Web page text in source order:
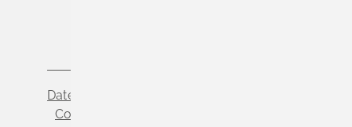
Datenschutz
Cookie-Einstellungen